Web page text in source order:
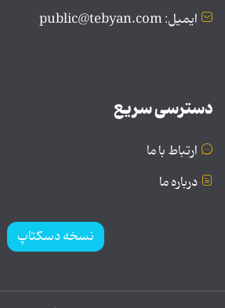
ایمیل: public@tebyan.com
دسترسی سریع
ارتباط با ما
درباره ما
نسخه دسکتاپ